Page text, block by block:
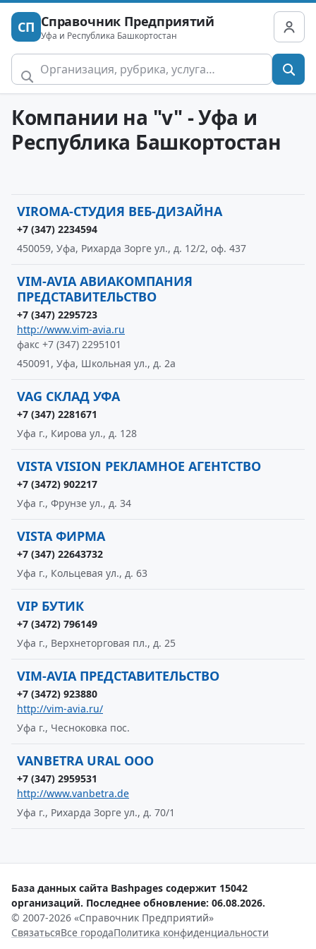
СП Справочник Предприятий
Уфа и Республика Башкортостан
Компании на "v" - Уфа и
Республика Башкортостан
VIROMA-СТУДИЯ ВЕБ-ДИЗАЙНА
+7 (347) 2234594
450059, Уфа, Рихарда Зорге ул., д. 12/2, оф. 437
VIM-AVIA АВИАКОМПАНИЯ
ПРЕДСТАВИТЕЛЬСТВО
+7 (347) 2295723
http://www.vim-avia.ru
факс +7 (347) 2295101
450091, Уфа, Школьная ул., д. 2а
VAG СКЛАД УФА
+7 (347) 2281671
Уфа г., Кирова ул., д. 128
VISTA VISION РЕКЛАМНОЕ АГЕНТСТВО
+7 (3472) 902217
Уфа г., Фрунзе ул., д. 34
VISTA ФИРМА
+7 (347) 22643732
Уфа г., Кольцевая ул., д. 63
VIP БУТИК
+7 (3472) 796149
Уфа г., Верхнеторговая пл., д. 25
VIM-AVIA ПРЕДСТАВИТЕЛЬСТВО
+7 (3472) 923880
http://vim-avia.ru/
Уфа г., Чесноковка пос.
VANBETRA URAL ООО
+7 (347) 2959531
http://www.vanbetra.de
Уфа г., Рихарда Зорге ул., д. 70/1
База данных сайта Bashpages содержит 15042
организаций. Последнее обновление: 06.08.2026.
© 2007-2026 «Справочник Предприятий»
СвязатьсяВсе городаПолитика конфиденциальности